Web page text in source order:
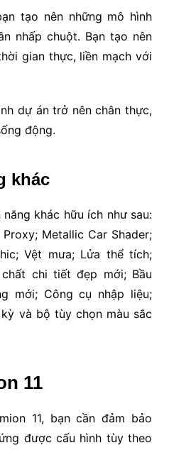
tạo nên những mô hình
nhấp chuột. Bạn tạo nên
gian thực, liền mạch với
dự án trở nên chân thực,
động.
khác
năng khác hữu ích như sau:
Metallic Car Shader;
Vệt mưa; Lửa thể tích;
chất chi tiết đẹp mới; Bầu
mới; Công cụ nhập liệu;
và bộ tùy chọn màu sắc
11
11, bạn cần đảm bảo
được cấu hình tùy theo